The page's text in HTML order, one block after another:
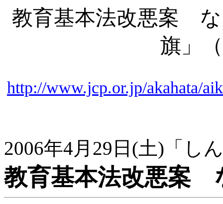
教育基本法改悪案
旗」（
http://www.jcp.or.jp/akahata/
2006年4月29日(土)「し
教育基本法改悪案